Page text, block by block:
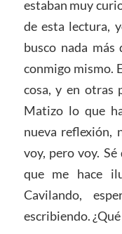
estaban muy
de esta lectura,
busco nada más
conmigo mismo.
cosa, y en otras
Matizo lo que
nueva reflexión,
voy, pero voy.
que me hace
Cavilando,
escribiendo.